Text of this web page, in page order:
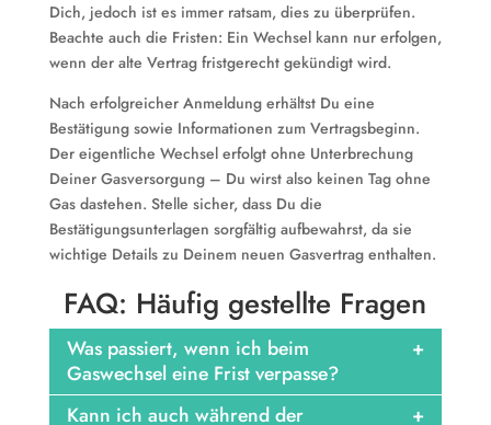
Dich, jedoch ist es immer ratsam, dies zu überprüfen.
Beachte auch die Fristen: Ein Wechsel kann nur erfolgen,
wenn der alte Vertrag fristgerecht gekündigt wird.
Nach erfolgreicher Anmeldung erhältst Du eine
Bestätigung sowie Informationen zum Vertragsbeginn.
Der eigentliche Wechsel erfolgt ohne Unterbrechung
Deiner Gasversorgung – Du wirst also keinen Tag ohne
Gas dastehen. Stelle sicher, dass Du die
Bestätigungsunterlagen sorgfältig aufbewahrst, da sie
wichtige Details zu Deinem neuen Gasvertrag enthalten.
FAQ: Häufig gestellte Fragen
Was passiert, wenn ich beim
Gaswechsel eine Frist verpasse?
Kann ich auch während der